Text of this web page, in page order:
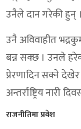
उनैले दान गरेकी हुन् ।
उनै अविवाहीत
बन्न सक्छ । उनले
प्रेरणादिन सक्ने
अन्तर्राष्ट्रिय नारी
राजनीतिमा प्रवेश